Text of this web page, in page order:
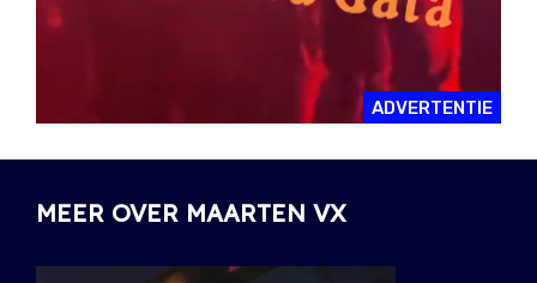
ADVERTENTIE
MEER OVER MAARTEN VX